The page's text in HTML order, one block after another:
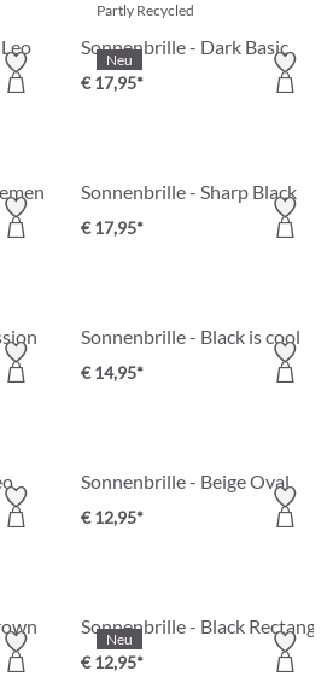
Neu
Partly Recycled
Sonnenbrille - Dark Basic
€ 17,95*
Sonnenbrille - Sharp Black
€ 17,95*
Sonnenbrille - Black is cool
€ 14,95*
Sonnenbrille - Beige Oval
€ 12,95*
Neu
Sonnenbrille - Black Rectangle
€ 12,95*